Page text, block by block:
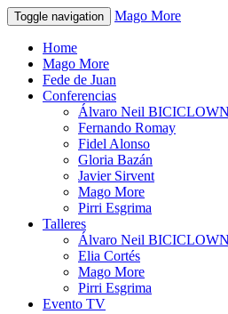
Toggle navigation Mago More
Home
Mago More
Fede de Juan
Conferencias
Álvaro Neil BICICLOWN
Fernando Romay
Fidel Alonso
Gloria Bazán
Javier Sirvent
Mago More
Pirri Esgrima
Talleres
Álvaro Neil BICICLOWN
Elia Cortés
Mago More
Pirri Esgrima
Evento TV